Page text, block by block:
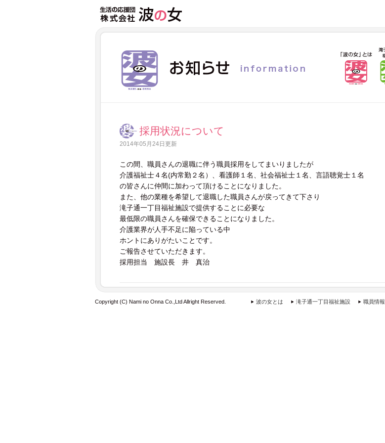
採用状況について
2014年05月24日更新
この間、職員さんの退職に伴う職員採用をしてまいりましたが
介護福祉士４名(内常勤２名）、看護師１名、社会福祉士１名、言語聴覚士１名
の皆さんに仲間に加わって頂けることになりました。
また、他の業種を希望して退職した職員さんが戻ってきて下さり
滝子通一丁目福祉施設で提供することに必要な
最低限の職員さんを確保できることになりました。
介護業界が人手不足に陥っている中
ホントにありがたいことです。
ご報告させていただきます。
採用担当 施設長 井 真治
Copyright (C) Nami no Onna Co.,Ltd Allright Reserved. 波の女とは 滝子通一丁目福祉施設 職員情報